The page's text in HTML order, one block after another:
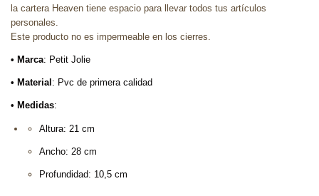
la cartera Heaven tiene espacio para llevar todos tus artículos
personales.
Este producto no es impermeable en los cierres.
• Marca: Petit Jolie
• Material : Pvc de primera calidad
• Medidas:
Altura: 21 cm
Ancho: 28 cm
Profundidad: 10,5 cm